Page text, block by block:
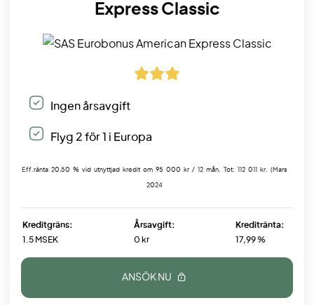
Express Classic
Ingen årsavgift
Flyg 2 för 1 i Europa
Eff.ränta 20,50 % vid utnyttjad kredit om 95 000 kr / 12 mån. Tot: 112 011 kr. (Mars
2024
Kreditgräns:
1.5 MSEK
Årsavgift:
0 kr
Kreditränta:
17,99 %
ANSÖK NU